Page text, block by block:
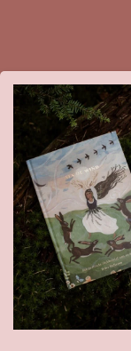
naar
de
hoofdinhoud